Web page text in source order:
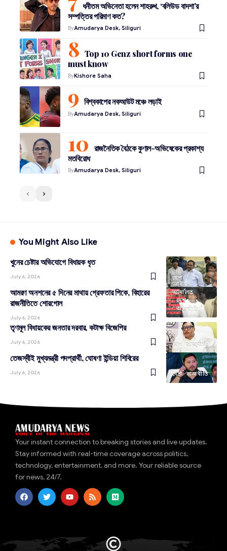
ধনীতম অভিনেতা হলেন শাহরুখ, ‘বলিউড বাদশা’র
সম্পত্তির পরিমাণ কত?
ByAmudarya Desk, Siliguri
Top 10 Genz short forms one
must know
ByKishore Saha
বিশ্বকাপের নকআউট মঞ্চে লড়াই
ByAmudarya Desk, Siliguri
রাজনৈতিক বৈঠকে কুণাল-অভিষেকের প্রকাশ্য
মতবিরোধ
ByAmudarya Desk, Siliguri
You Might Also Like
দেশ
খুনের চেষ্টার অভিযোগে বিধায়ক ধৃত
July 6, 2026
আইন-
আদালত
দেশ
রাজনীতি
আমরণ অনশনের ৫ দিনের মাথায় গ্রেফতার পিকে, বিহারের
রাজনীতিতে শোরগোল
July 6, 2026
দেশ রাজনীতি
তৃণমূল বিধায়কের জনতার দরবার, কটাক্ষ বিজেপির
July 6, 2026
দেশ রাজনীতি
তেজস্বীই মুখ্যমন্ত্রী পদপ্রার্থী, ঘোষণা ইন্ডিয়া শিবিরের
July 6, 2026
Your instant connection to breaking stories and live updates.
Stay informed with real-time coverage across politics,
technology, entertainment, and more. Your reliable source
for news, 24/7.